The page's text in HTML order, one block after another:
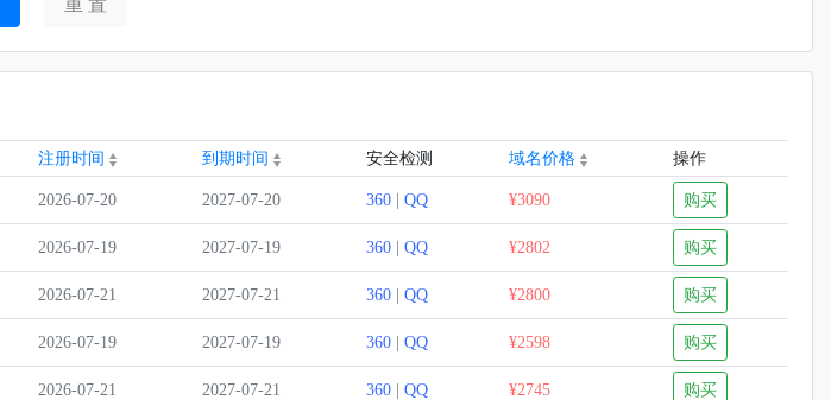
重 置
注册时间 到期时间 安全检测 域名价格 操作
2026-07-20 2027-07-20 360| QQ ¥3090 购买
2026-07-19 2027-07-19 360| QQ ¥2802 购买
2026-07-21 2027-07-21 360| QQ ¥2800 购买
2026-07-19 2027-07-19 360| QQ ¥2598 购买
2026-07-21 2027-07-21 360| QQ ¥2745 购买